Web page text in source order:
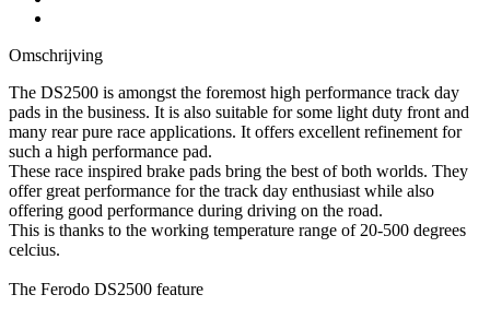
Omschrijving
The DS2500 is amongst the foremost high performance track day
pads in the business. It is also suitable for some light duty front and
many rear pure race applications. It offers excellent refinement for
such a high performance pad.
These race inspired brake pads bring the best of both worlds. They
offer great performance for the track day enthusiast while also
offering good performance during driving on the road.
This is thanks to the working temperature range of 20-500 degrees
celcius.
The Ferodo DS2500 feature